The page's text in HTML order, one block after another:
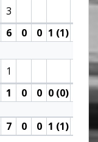
3
6 0 0 1 (1)
1
1 0 0 0 (0)
7 0 0 1 (1)